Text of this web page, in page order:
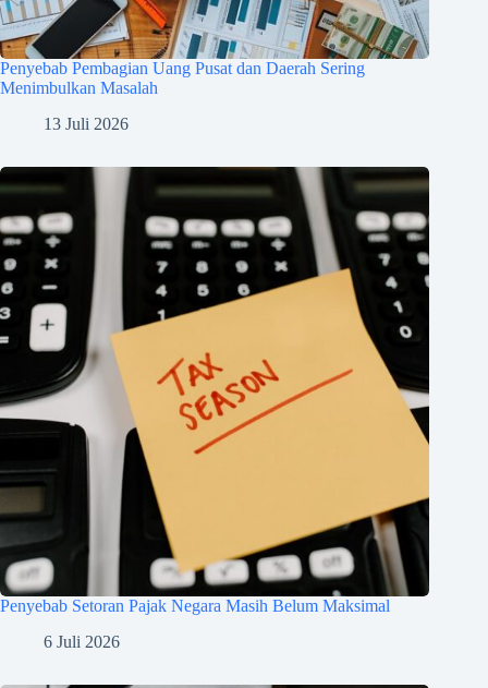
Penyebab Pembagian Uang Pusat dan Daerah Sering
Menimbulkan Masalah
13 Juli 2026
Penyebab Setoran Pajak Negara Masih Belum Maksimal
6 Juli 2026